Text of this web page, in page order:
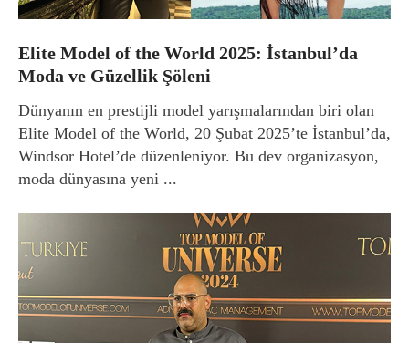
Elite Model of the World 2025: İstanbul’da
Moda ve Güzellik Şöleni
Dünyanın en prestijli model yarışmalarından biri olan
Elite Model of the World, 20 Şubat 2025’te İstanbul’da,
Windsor Hotel’de düzenleniyor. Bu dev organizasyon,
moda dünyasına yeni ...